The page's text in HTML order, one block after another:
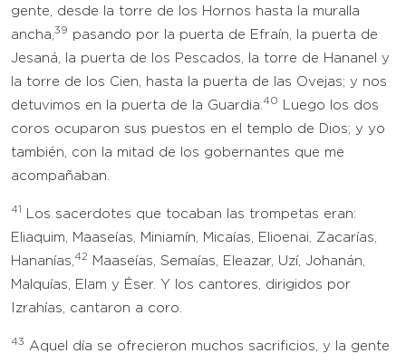
gente, desde la torre de los Hornos hasta la muralla
ancha, 39
pasando por la puerta de Efraín, la puerta de
Jesaná, la puerta de los Pescados, la torre de Hananel y
la torre de los Cien, hasta la puerta de las Ovejas; y nos
detuvimos en la puerta de la Guardia. 40
Luego los dos
coros ocuparon sus puestos en el templo de Dios; y yo
también, con la mitad de los gobernantes que me
acompañaban.
41
Los sacerdotes que tocaban las trompetas eran:
Eliaquim, Maaseías, Miniamín, Micaías, Elioenai, Zacarías,
Hananías, 42
Maaseías, Semaías, Eleazar, Uzí, Johanán,
Malquías, Elam y Éser. Y los cantores, dirigidos por
Izrahías, cantaron a coro.
43
Aquel día se ofrecieron muchos sacrificios, y la gente